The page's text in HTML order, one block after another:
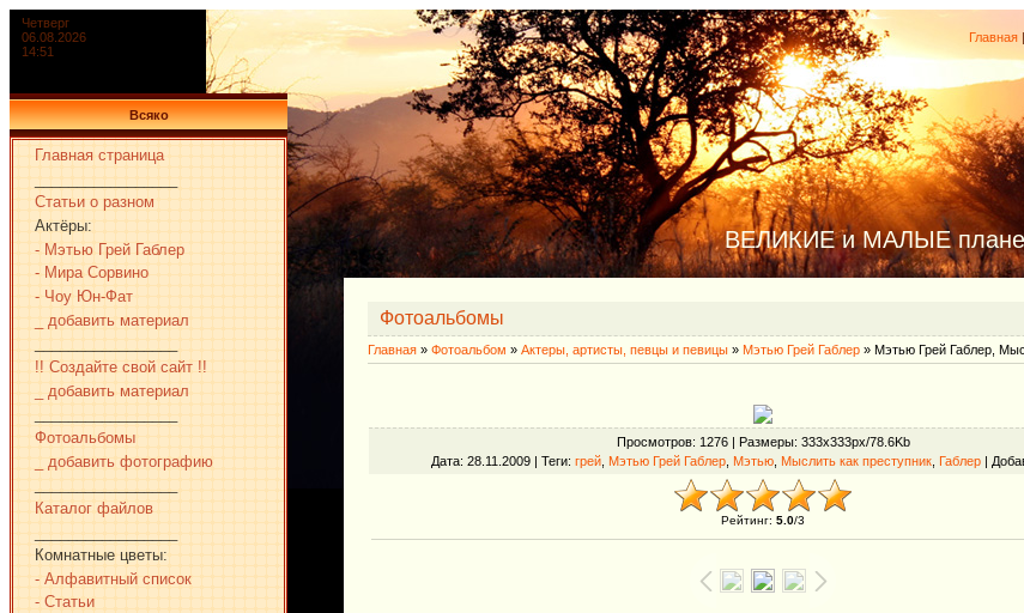
Четверг
06.08.2026
14:51
Главная |
Всяко
Главная страница
Статьи о разном
Актёры:
- Мэтью Грей Габлер
- Мира Сорвино
- Чоу Юн-Фат
_ добавить материал
!! Создайте свой сайт !!
_ добавить материал
Фотоальбомы
_ добавить фотографию
Каталог файлов
Комнатные цветы:
- Алфавитный список
- Статьи
ВЕЛИКИЕ и МАЛЫЕ
Фотоальбомы
Главная » Фотоальбом » Актеры, артисты, певцы и певицы » Мэтью Грей Габлер » Мэтью Грей Габлер,
Просмотров: 1276 | Размеры: 333x333px/78.6Kb
Дата: 28.11.2009 | Теги: грей Мэтью Грей Габлер Мэтью Мыслить как преступник Габлер |
Рейтинг: 5.0/3